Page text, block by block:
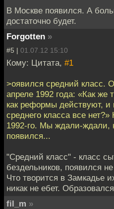
В Москве появился. А
достаточно будет.
Forgotten »
#5 | 01.07.12 15:10
Кому: Цитата, #1
>оявился средний класс.
апреле 1992 года: «Как же
как реформы действуют,
среднего класса все
1992-го. Мы ждали-ждали,
появился...
"Средний класс" - класс
бездельников, появился
Что творится в Замкадье
никак не ебет.
fil_m »